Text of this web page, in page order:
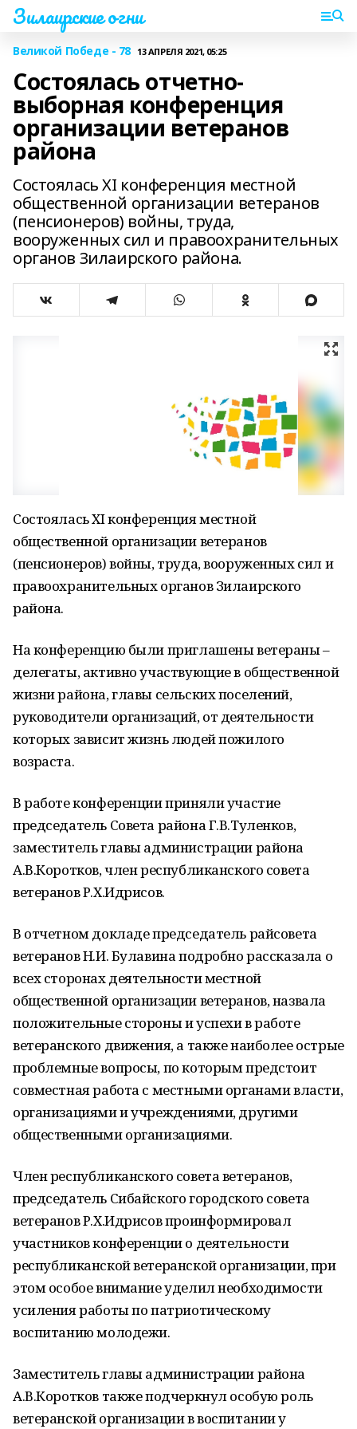
Зилаирские огни
Великой Победе - 78 13 АПРЕЛЯ 2021, 05:25
Состоялась отчетно-
выборная конференция
организации ветеранов
района
Состоялась XI конференция местной
общественной организации ветеранов
(пенсионеров) войны, труда,
вооруженных сил и правоохранительных
органов Зилаирского района.
Состоялась XI конференция местной
общественной организации ветеранов
(пенсионеров) войны, труда, вооруженных сил и
правоохранительных органов Зилаирского
района.
На конференцию были приглашены ветераны –
делегаты, активно участвующие в общественной
жизни района, главы сельских поселений,
руководители организаций, от деятельности
которых зависит жизнь людей пожилого
возраста.
В работе конференции приняли участие
председатель Совета района Г.В.Туленков,
заместитель главы администрации района
А.В.Коротков, член республиканского совета
ветеранов Р.Х.Идрисов.
В отчетном докладе председатель райсовета
ветеранов Н.И. Булавина подробно рассказала о
всех сторонах деятельности местной
общественной организации ветеранов, назвала
положительные стороны и успехи в работе
ветеранского движения, а также наиболее острые
проблемные вопросы, по которым предстоит
совместная работа с местными органами власти,
организациями и учреждениями, другими
общественными организациями.
Член республиканского совета ветеранов,
председатель Сибайского городского совета
ветеранов Р.Х.Идрисов проинформировал
участников конференции о деятельности
республиканской ветеранской организации, при
этом особое внимание уделил необходимости
усиления работы по патриотическому
воспитанию молодежи.
Заместитель главы администрации района
А.В.Коротков также подчеркнул особую роль
ветеранской организации в воспитании у